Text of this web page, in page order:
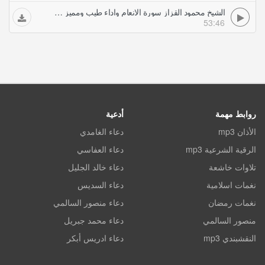
الشيخ محمود القزاز سورة الانعام واداء طيب ومميز حفلات تلاوات مجودة
53:46
روابط مهمة
الأذان mp3
الرقية الشرعية mp3
تلاوات خاشعة
نغمات اسلامية
نغمات رمضان
منصور السالمي
النقشبندي mp3
أدعية
دعاء الغامدي
دعاء العفاسي
دعاء خالد الجليل
دعاء السديس
دعاء منصور السالمي
دعاء محمد جبريل
دعاء ادريس أبكر